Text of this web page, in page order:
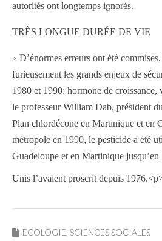
autorités ont longtemps ignorés.
TRÈS LONGUE DURÉE DE VIE
« D’énormes erreurs ont été
furieusement les grands enjeux de
1980 et 1990: hormone de croissance,
le professeur William Dab, président
Plan chlordécone en Martinique et en
métropole en 1990, le pesticide a été
Guadeloupe et en Martinique
Unis l’avaient proscrit depuis
ECOLOGIE, SCIENCES SOCIALES